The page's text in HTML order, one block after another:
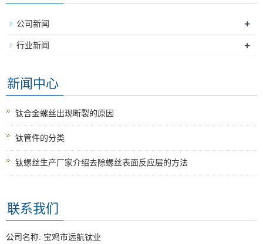
公司新闻 +
行业新闻 +
新闻中心
钛合金螺丝出现断裂的原因
钛管件的分类
钛螺丝生产厂家介绍去除螺丝表面反应层的方法
联系我们
公司名称: 宝鸡市远航钛业